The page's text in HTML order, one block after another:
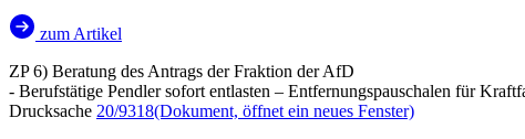
zum Artikel
ZP 6) Beratung des Antrags der Fraktion der AfD
- Berufstätige Pendler sofort entlasten – Entfernungspauschalen für
Drucksache 20/9318(Dokument, öffnet ein neues Fenster)